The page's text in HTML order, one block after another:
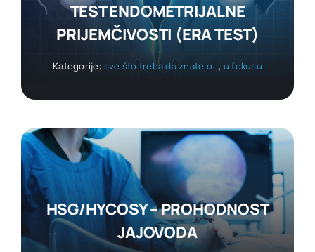
TEST ENDOMETRIJALNE
PRIJEMČIVOSTI (ERA TEST)
Kategorije: sve što treba da znate o..., u fokusu
HSG/HYCOSY – PROHODNOST
JAJOVODA